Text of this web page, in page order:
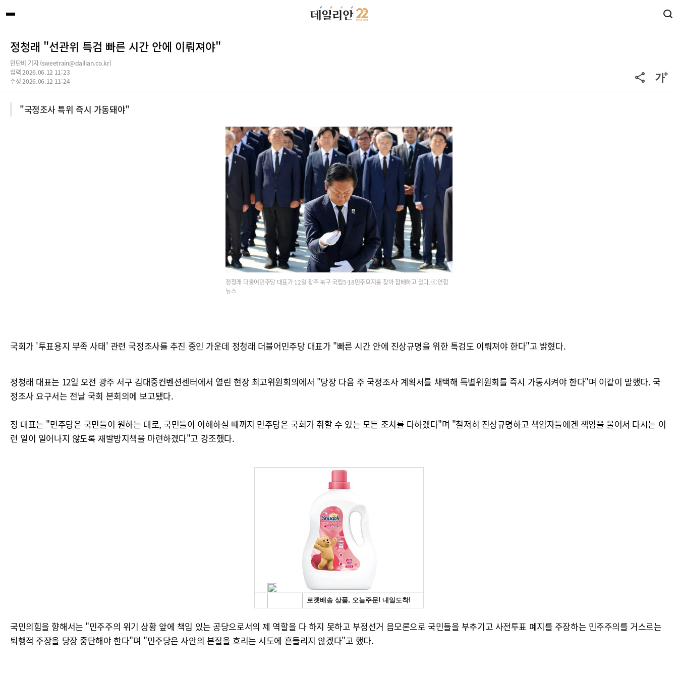
정청래 "선관위 특검 빠른 시간 안에 이뤄져야"
민단비 기자 (sweetrain@dailian.co.kr)
입력 2026.06.12 11:23
수정 2026.06.12 11:24
"국정조사 특위 즉시 가동돼야"
정청래 더불어민주당 대표가 12일 광주 북구 국립5·18민주묘지를 찾아 참배하고 있다. ⓒ연합
뉴스
국회가 '투표용지 부족 사태' 관련 국정조사를 추진 중인 가운데 정청래 더불어민주당 대표가 "빠른 시간 안에 진상규명을 위한 특검도 이뤄져야 한다"고 밝혔다.
정청래 대표는 12일 오전 광주 서구 김대중컨벤션센터에서 열린 현장 최고위원회의에서 "당장 다음 주 국정조사 계획서를 채택해 특별위원회를 즉시 가동시켜야 한다"며 이같이 말했다. 국
정조사 요구서는 전날 국회 본회의에 보고됐다.
정 대표는 "민주당은 국민들이 원하는 대로, 국민들이 이해하실 때까지 민주당은 국회가 취할 수 있는 모든 조치를 다하겠다"며 "철저히 진상규명하고 책임자들에겐 책임을 물어서 다시는 이
런 일이 일어나지 않도록 재발방지책을 마련하겠다"고 강조했다.
국민의힘을 향해서는 "민주주의 위기 상황 앞에 책임 있는 공당으로서의 제 역할을 다 하지 못하고 부정선거 음모론으로 국민들을 부추기고 사전투표 폐지를 주장하는 민주주의를 거스르는
퇴행적 주장을 당장 중단해야 한다"며 "민주당은 사안의 본질을 흐리는 시도에 흔들리지 않겠다"고 했다.